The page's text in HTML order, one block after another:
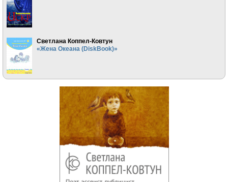
Светлана Коппел-Ковтун
«Жена Океана (DiskBook)»